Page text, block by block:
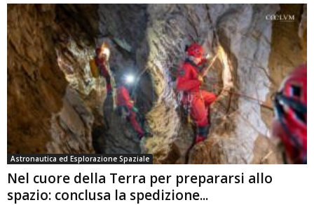
Astronautica ed Esplorazione Spaziale
Nel cuore della Terra per prepararsi allo
spazio: conclusa la spedizione...